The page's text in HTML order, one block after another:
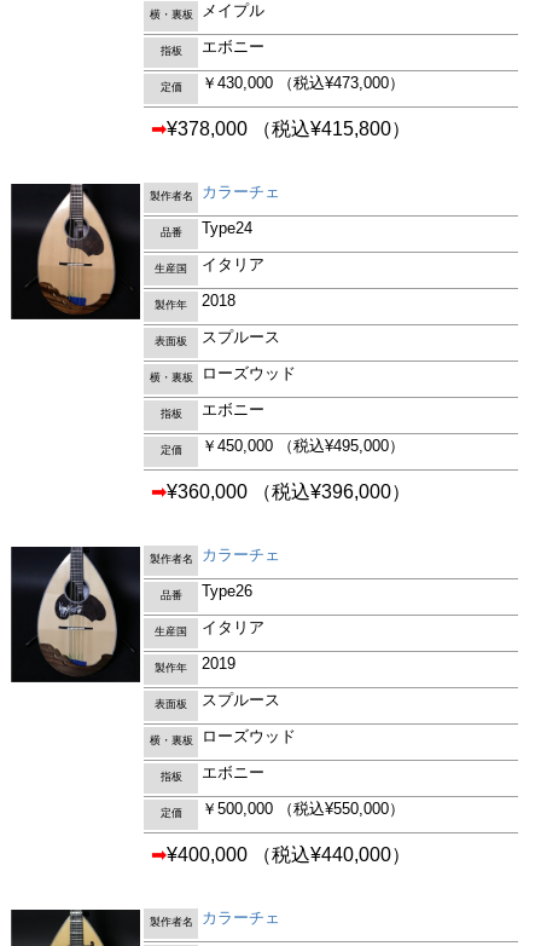
横・裏板 メイプル
指板 エボニー
定価 ￥430,000 （税込¥473,000）
➡¥378,000 （税込¥415,800）
製作者名 カラーチェ
品番 Type24
生産国 イタリア
製作年 2018
表面板 スプルース
横・裏板 ローズウッド
指板 エボニー
定価 ￥450,000 （税込¥495,000）
➡¥360,000 （税込¥396,000）
製作者名 カラーチェ
品番 Type26
生産国 イタリア
製作年 2019
表面板 スプルース
横・裏板 ローズウッド
指板 エボニー
定価 ￥500,000 （税込¥550,000）
➡¥400,000 （税込¥440,000）
製作者名
カラーチェ